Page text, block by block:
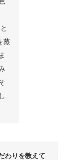
蒸
わりを教えて